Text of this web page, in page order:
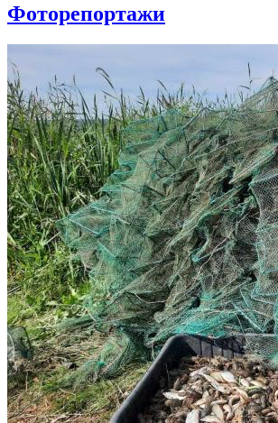
Фоторепортажи